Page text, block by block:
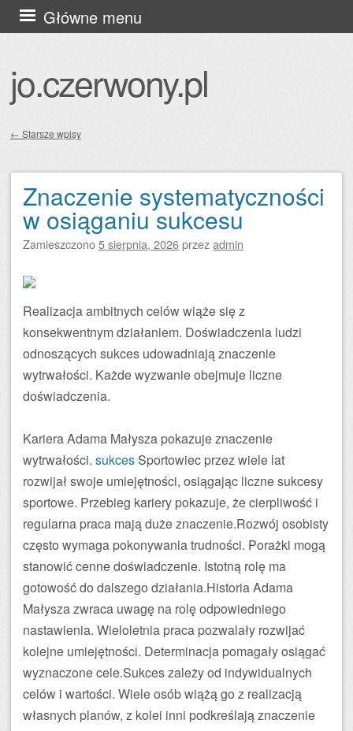
jo.czerwony.pl
Główne menu
Przejdź
do
← Starsze wpisy
Znaczenie systematyczności
w osiąganiu sukcesu
Zamieszczono5 sierpnia, 2026przezadmin
Realizacja ambitnych celów wiąże się z
konsekwentnym działaniem. Doświadczenia ludzi
odnoszących sukces udowadniają znaczenie
wytrwałości. Każde wyzwanie obejmuje liczne
doświadczenia.
Kariera Adama Małysza pokazuje znaczenie
wytrwałości. sukces Sportowiec przez wiele lat
rozwijał swoje umiejętności, osiągając liczne sukcesy
sportowe. Przebieg kariery pokazuje, że cierpliwość i
regularna praca mają duże znaczenie.Rozwój osobisty
często wymaga pokonywania trudności. Porażki mogą
stanowić cenne doświadczenie. Istotną rolę ma
gotowość do dalszego działania.Historia Adama
Małysza zwraca uwagę na rolę odpowiedniego
nastawienia. Wieloletnia praca pozwalały rozwijać
kolejne umiejętności. Determinacja pomagały osiągać
wyznaczone cele.Sukces zależy od indywidualnych
celów i wartości. Wiele osób wiążą go z realizacją
własnych planów, z kolei inni podkreślają znaczenie